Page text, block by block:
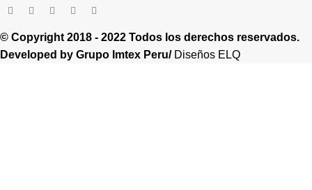
© Copyright 2018 - 2022 Todos los derechos reservados.
Developed by Grupo Imtex Peru/ Diseños ELQ